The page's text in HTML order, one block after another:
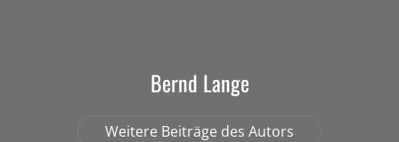
Bernd Lange
Weitere Beiträge des Autors